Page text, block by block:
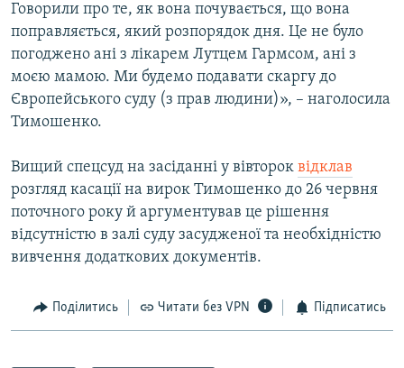
Говорили про те, як вона почувається, що вона
поправляється, який розпорядок дня. Це не було
погоджено ані з лікарем Лутцем Гармсом, ані з
моєю мамою. Ми будемо подавати скаргу до
Європейського суду (з прав людини)», – наголосила
Тимошенко.
Вищий спецсуд на засіданні у вівторок відклав
розгляд касації на вирок Тимошенко до 26 червня
поточного року й аргументував це рішення
відсутністю в залі суду засудженої та необхідністю
вивчення додаткових документів.
Поділитись Читати без VPN Підписатись